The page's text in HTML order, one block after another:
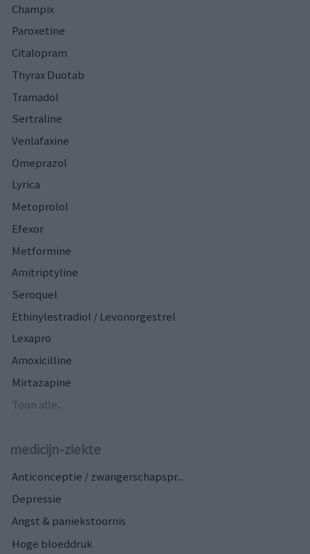
Champix
Paroxetine
Citalopram
Thyrax Duotab
Tramadol
Sertraline
Venlafaxine
Omeprazol
Lyrica
Metoprolol
Efexor
Metformine
Amitriptyline
Seroquel
Ethinylestradiol / Levonorgestrel
Lexapro
Amoxicilline
Mirtazapine
Toon alle...
medicijn-ziekte
Anticonceptie / zwangerschapspr...
Depressie
Angst & paniekstoornis
Hoge bloeddruk